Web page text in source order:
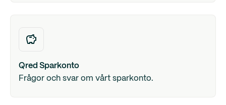
Qred Sparkonto
Frågor och svar om vårt sparkonto.